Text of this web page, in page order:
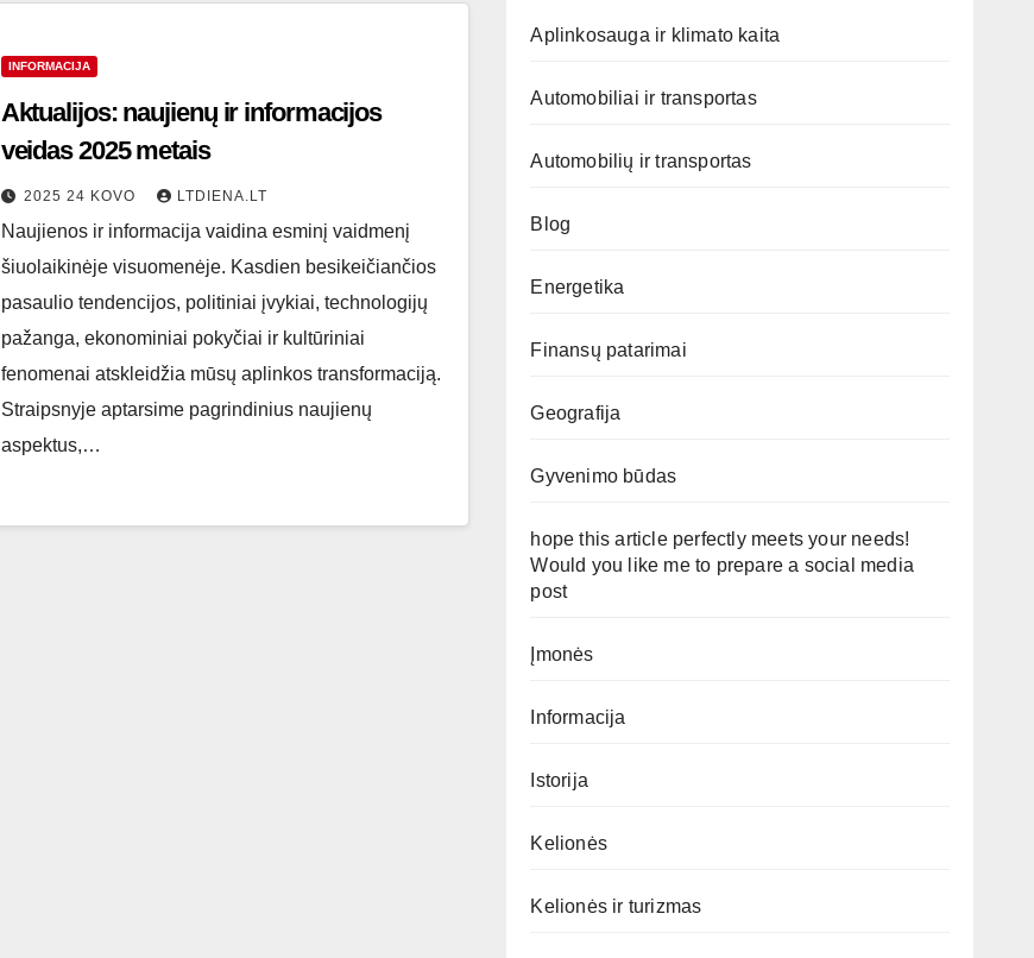
INFORMACIJA
Aktualijos: naujienų ir informacijos
veidas 2025 metais
2025 24 KOVO LTDIENA.LT
Naujienos ir informacija vaidina esminį vaidmenį
šiuolaikinėje visuomenėje. Kasdien besikeičiančios
pasaulio tendencijos, politiniai įvykiai, technologijų
pažanga, ekonominiai pokyčiai ir kultūriniai
fenomenai atskleidžia mūsų aplinkos transformaciją.
Straipsnyje aptarsime pagrindinius naujienų
aspektus,…
Aplinkosauga ir klimato kaita
Automobiliai ir transportas
Automobilių ir transportas
Blog
Energetika
Finansų patarimai
Geografija
Gyvenimo būdas
hope this article perfectly meets your needs!
Would you like me to prepare a social media
post
Įmonės
Informacija
Istorija
Kelionės
Kelionės ir turizmas